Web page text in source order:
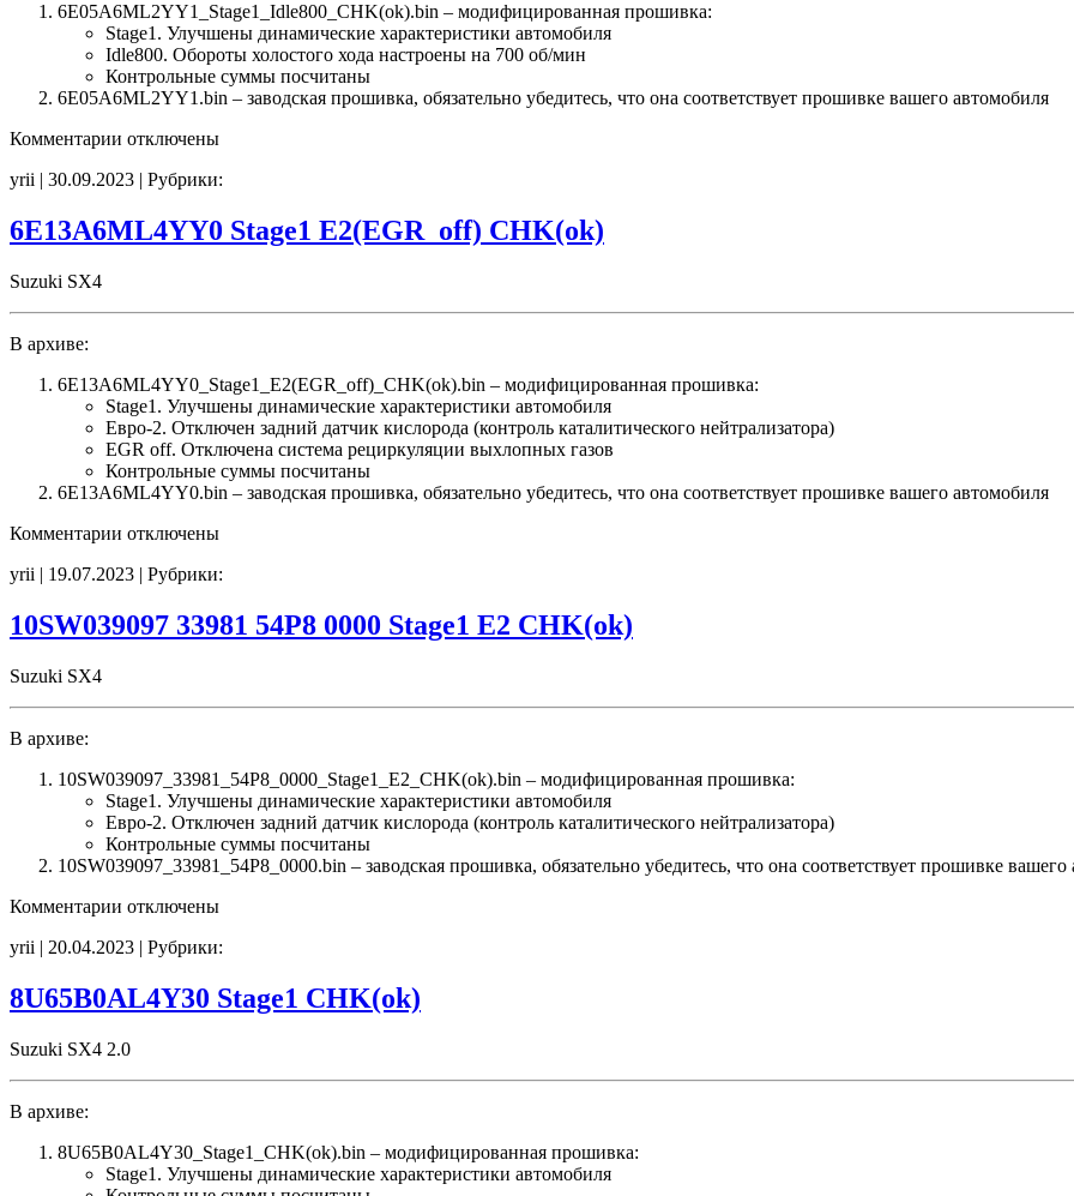
6E05A6ML2YY1_Stage1_Idle800_CHK(ok).bin – модифицированная прошивка:
Stage1. Улучшены динамические характеристики автомобиля
Idle800. Обороты холостого хода настроены на 700 об/мин
Контрольные суммы посчитаны
6E05A6ML2YY1.bin – заводская прошивка, обязательно убедитесь, что она соответствует прошивке вашего автомобиля
Комментарии к
6E05A6ML2YY1
Idle800
CHK(ok)
отключены
yrii | 30.09.2023 | Рубрики:
6E13A6ML4YY0 Stage1 E2(EGR_off) CHK(ok)
Suzuki SX4
В архиве:
6E13A6ML4YY0_Stage1_E2(EGR_off)_CHK(ok).bin – модифицированная прошивка:
Stage1. Улучшены динамические характеристики автомобиля
Евро-2. Отключен задний датчик кислорода (контроль каталитического нейтрализатора)
EGR off. Отключена система рециркуляции выхлопных газов
Контрольные суммы посчитаны
6E13A6ML4YY0.bin – заводская прошивка, обязательно убедитесь, что она соответствует прошивке вашего автомобиля
Комментарии к
6E13A6ML4YY0
E2(EGR_off)
CHK(ok)
отключены
yrii | 19.07.2023 | Рубрики:
10SW039097 33981 54P8 0000 Stage1 E2 CHK(ok)
Suzuki SX4
В архиве:
10SW039097_33981_54P8_0000_Stage1_E2_CHK(ok).bin – модифицированная прошивка:
Stage1. Улучшены динамические характеристики автомобиля
Евро-2. Отключен задний датчик кислорода (контроль каталитического нейтрализатора)
Контрольные суммы посчитаны
10SW039097_33981_54P8_0000.bin – заводская прошивка, обязательно убедитесь, что она соответствует прошивке вашего
Комментарии к
10SW039097
54P8
0000
E2
CHK(ok)
отключены
yrii | 20.04.2023 | Рубрики:
8U65B0AL4Y30 Stage1 CHK(ok)
Suzuki SX4 2.0
В архиве:
8U65B0AL4Y30_Stage1_CHK(ok).bin – модифицированная прошивка:
Stage1. Улучшены динамические характеристики автомобиля